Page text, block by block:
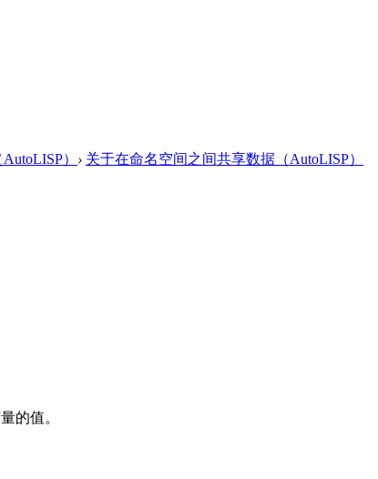
） › 关于在命名空间之间共享数据（AutoLISP）
的值。